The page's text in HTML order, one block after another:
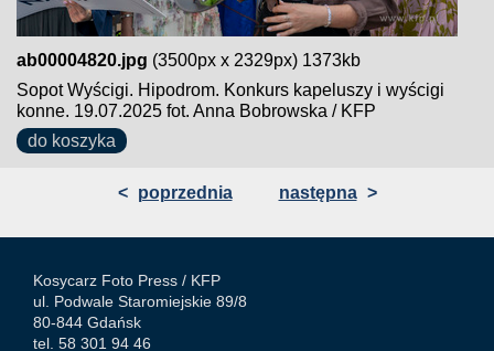
ab00004820.jpg (3500px x 2329px) 1373kb
Sopot Wyścigi. Hipodrom. Konkurs kapeluszy i wyścigi
konne. 19.07.2025 fot. Anna Bobrowska / KFP
do koszyka
< poprzednia następna >
Kosycarz Foto Press / KFP
ul. Podwale Staromiejskie 89/8
80-844 Gdańsk
tel. 58 301 94 46